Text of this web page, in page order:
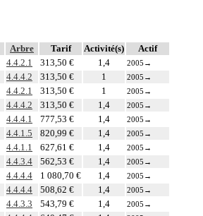
Arbre Tarif Activité(s)
Actif
4.4.2.1 313,50 € 1,4 2005 →
4.4.4.2 313,50 € 1 2005 →
4.4.2.1 313,50 € 1 2005 →
4.4.4.2 313,50 € 1,4 2005 →
4.4.4.1 777,53 € 1,4 2005 →
4.4.1.5 820,99 € 1,4 2005 →
4.4.1.1 627,61 € 1,4 2005 →
4.4.3.4 562,53 € 1,4 2005 →
4.4.4.4 1 080,70 € 1,4 2005 →
4.4.4.4 508,62 € 1,4 2005 →
4.4.3.3 543,79 € 1,4 2005 →